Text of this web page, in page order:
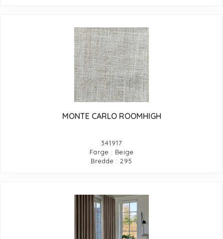
MONTE CARLO ROOMHIGH
341917
Farge : Beige
Bredde : 295